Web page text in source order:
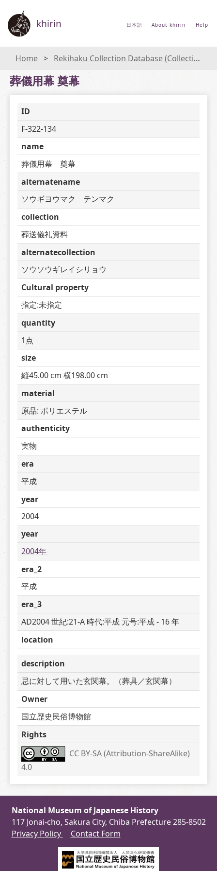
khirin 日本語 About khirin Help
Home Rekihaku Collection Database (Collections Database of the National Museum of Japanese History)
葬儀用幕 奠幕
ID
F-322-134
name
葬儀用幕　奠幕
alternatename
ソウギヨウマク　テンマク
collection
葬送儀礼資料
alternatecollection
ソウソウギレイシリョウ
Cultural property
指定:未指定
quantity
1点
size
縦45.00 cm 横198.00 cm
material
原品: ポリエステル
authenticity
実物
era
平成
year
2004
year
2004年
era_2
平成
era_3
AD2004 世紀:21-A 時代:平成 元号:平成 - 16 年
location
description
忌に対して用いた玄関幕。（葬具／玄関幕）
Owner
国立歴史民俗博物館
Rights
CC BY-SA (Attribution-ShareAlike)
4.0
National Museum of Japanese History
117 Jonai-cho, Sakura City, Chiba Prefecture 285-8502
Privacy Policy
Contact Form